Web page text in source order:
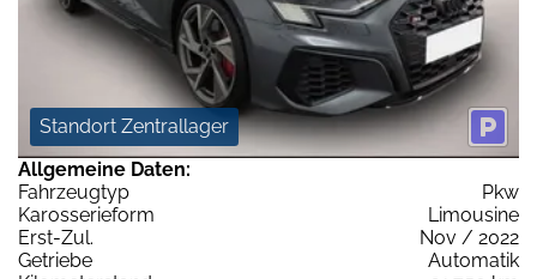
Standort Zentrallager
Allgemeine Daten:
Fahrzeugtyp
Pkw
Karosserieform
Limousine
Erst-Zul.
Nov / 2022
Getriebe
Automatik